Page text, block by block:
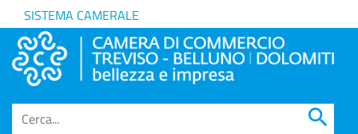
SISTEMA CAMERALE
search